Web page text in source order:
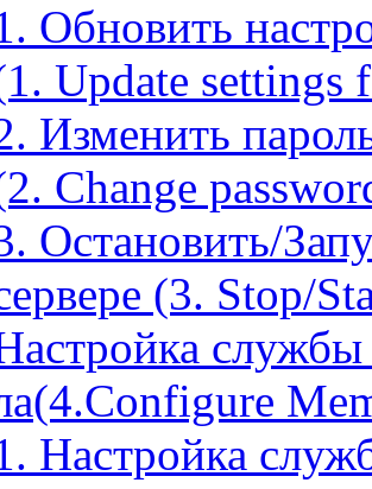
Обновить
Update settings
Изменить
Change
Остановить/
(3. Stop/
Настройка